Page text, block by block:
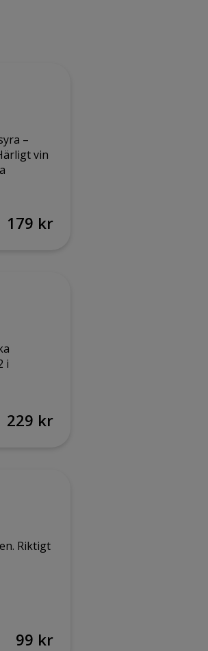
–
vin
179 kr
i
229 kr
Riktigt
99 kr